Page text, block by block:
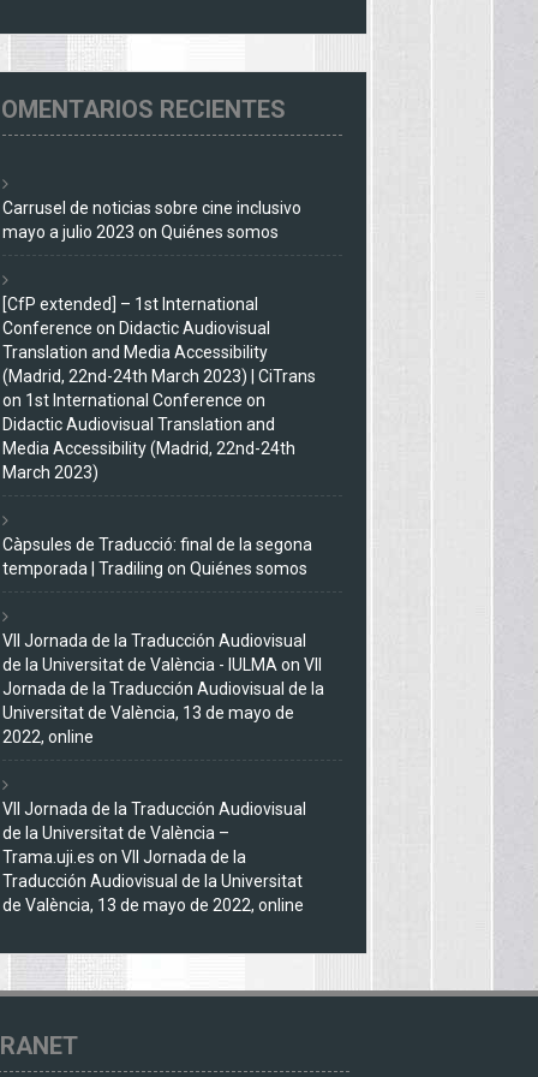
RECIENTES
Carrusel de noticias sobre cine inclusivo
mayo a julio 2023 on Quiénes somos
[CfP extended] – 1st International
Conference on Didactic Audiovisual
Translation and Media Accessibility
(Madrid, 22nd-24th March 2023) | CiTrans
on 1st International Conference on
Didactic Audiovisual Translation and
Media Accessibility (Madrid, 22nd-24th
March 2023)
Càpsules de Traducció: final de la segona
temporada | Tradiling on Quiénes somos
VII Jornada de la Traducción Audiovisual
de la Universitat de València - IULMAon VII
Jornada de la Traducción Audiovisual de la
Universitat de València, 13 de mayo de
2022, online
VII Jornada de la Traducción Audiovisual
de la Universitat de València –
Trama.uji.es on VII Jornada de la
Traducción Audiovisual de la Universitat
de València, 13 de mayo de 2022, online